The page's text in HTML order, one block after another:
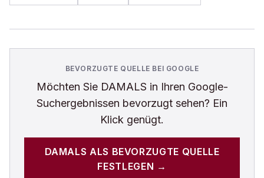
BEVORZUGTE QUELLE BEI GOOGLE
Möchten Sie DAMALS in Ihren Google-
Suchergebnissen bevorzugt sehen? Ein
Klick genügt.
DAMALS ALS BEVORZUGTE QUELLE
FESTLEGEN →